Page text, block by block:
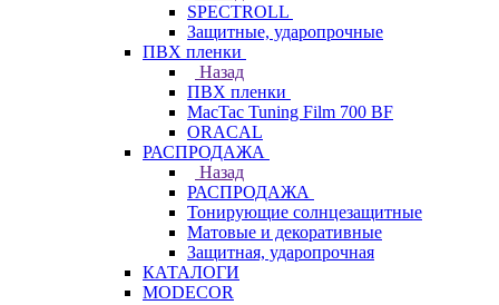
SPECTROLL
Защитные, ударопрочные
ПВХ пленки
Назад
ПВХ пленки
MacTac Tuning Film 700 BF
ORACAL
РАСПРОДАЖА
Назад
РАСПРОДАЖА
Тонирующие солнцезащитные
Матовые и декоративные
Защитная, ударопрочная
КАТАЛОГИ
MODECOR